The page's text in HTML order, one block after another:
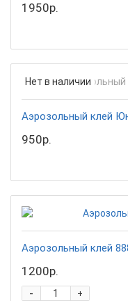
1950р.
Нет в наличии
Аэрозольный клей
950р.
Аэрозольный клей
1200р.
+
-